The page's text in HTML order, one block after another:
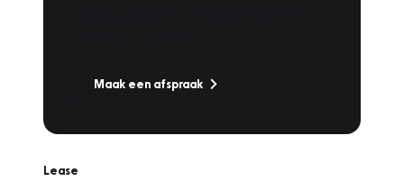
Maak een afspraak
Lease